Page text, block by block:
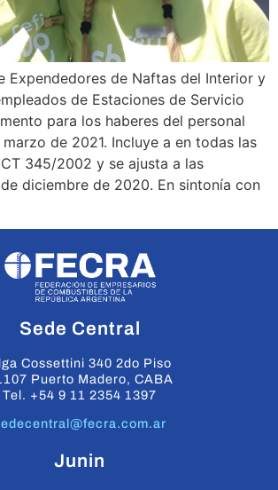
Expendedores de Naftas del Interior y
de Estaciones de Servicio
para los haberes del personal
de 2021. Incluye a en todas las
345/2002 y se ajusta a las
diciembre de 2020. En sintonía con
Sede Central
Cossettini 340 2do Piso
Puerto Madero, CABA
Tel. +54 9 11 2354 1397
Junin